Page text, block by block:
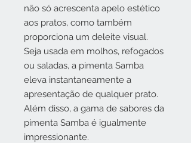
não só acrescenta apelo estético
aos pratos, como também
proporciona um deleite visual.
Seja usada em molhos, refogados
ou saladas, a pimenta Samba
eleva instantaneamente a
apresentação de qualquer prato.
Além disso, a gama de sabores da
pimenta Samba é igualmente
impressionante.